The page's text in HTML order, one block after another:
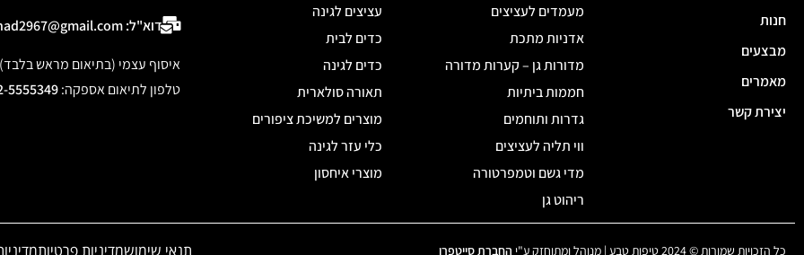
חנות
מבצעים
מאמרים
יצירת קשר
מעמדים לעציצים
אדניות מתכת
מדורות גן – קערות מדורה
חממות ביתיות
גדרות ותוחמים
ווי תליה לעציצים
מדי גשם וטמפרטורה
ריהוט גן
עציצים לגינה
כדים לבית
כדים לגינה
תאורה סולארית
מוצרים למשיכת ציפורים
כלי עזר לגינה
מוצרי איחסון
דוא"ל: ohad2967@gmail.com
איסוף עצמי (בתיאום מראש בלבד): דוחל
טלפון לתיאום אספקה:
5555349
כל הזכויות שמורות © 2024 טיפות טבע | מנוהל ומתוחזק ע"י החברת סייטפרו תנאי שימושמדיניות פרטיות